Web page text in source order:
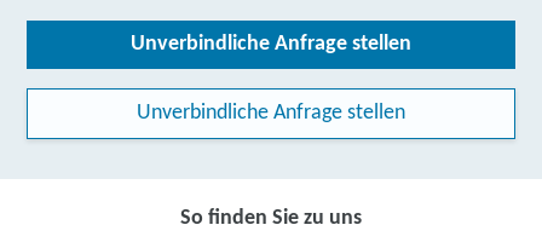
Unverbindliche Anfrage stellen
Unverbindliche Anfrage stellen
So finden Sie zu uns